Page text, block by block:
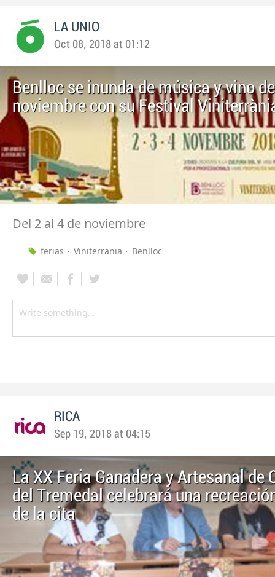
LA UNIO
Oct 08, 2018 at 01:12
Benlloc se inunda de música y vino
noviembre con su Festival
Del 2 al 4 de noviembre
ferias Viniterrania Benlloc
RICA
Sep 19, 2018 at 04:15
La XX Feria Ganadera y Artesanal de
del Tremedal celebrará una
de la cita